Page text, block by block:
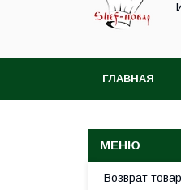
ГЛАВНАЯ
Возврат